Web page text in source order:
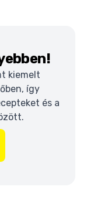
kiemelt
így
és a